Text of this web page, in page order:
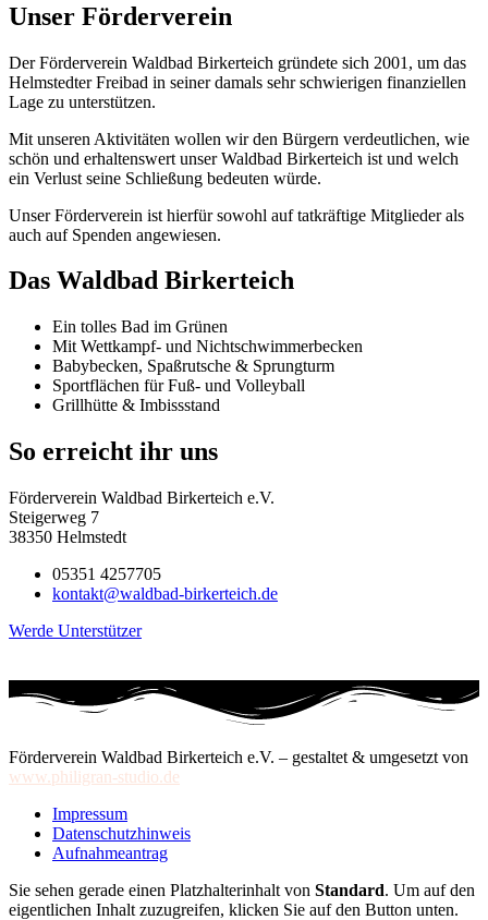
Unser Förderverein
Der Förderverein Waldbad Birkerteich gründete sich 2001, um das
Helmstedter Freibad in seiner damals sehr schwierigen finanziellen
Lage zu unterstützen.
Mit unseren Aktivitäten wollen wir den Bürgern verdeutlichen, wie
schön und erhaltenswert unser Waldbad Birkerteich ist und welch
ein Verlust seine Schließung bedeuten würde.
Unser Förderverein ist hierfür sowohl auf tatkräftige Mitglieder als
auch auf Spenden angewiesen.
Das Waldbad Birkerteich
Ein tolles Bad im Grünen
Mit Wettkampf- und Nichtschwimmerbecken
Babybecken, Spaßrutsche & Sprungturm
Sportflächen für Fuß- und Volleyball
Grillhütte & Imbissstand
So erreicht ihr uns
Förderverein Waldbad Birkerteich e.V.
Steigerweg 7
38350 Helmstedt
05351 4257705
kontakt@waldbad-birkerteich.de
Werde Unterstützer
Förderverein Waldbad Birkerteich e.V. – gestaltet & umgesetzt von
www.philigran-studio.de
Impressum
Datenschutzhinweis
Aufnahmeantrag
Sie sehen gerade einen Platzhalterinhalt von Standard. Um auf den
eigentlichen Inhalt zuzugreifen, klicken Sie auf den Button unten.